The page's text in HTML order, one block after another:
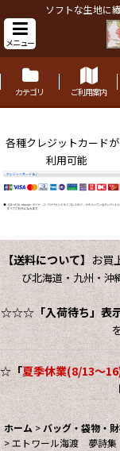
ソフトな生地に
メニュー
カテゴリ ご利用案内
各種クレジットカード
利用可能
【送料について】 お買
び北海道・九州・沖
☆☆☆「入荷待ち」表
☆「夏季休業(8/13～
ホーム > バッグ・袋物・
>エトワール海渡 夢詩